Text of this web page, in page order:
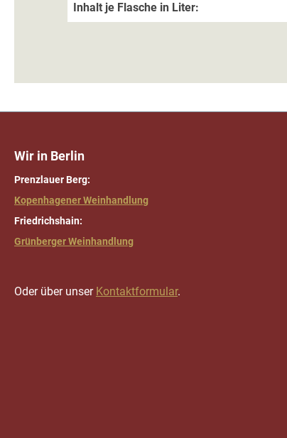
Inhalt je Flasche in Liter:
Wir in Berlin
Prenzlauer Berg:
Kopenhagener Weinhandlung
Friedrichshain:
Grünberger Weinhandlung
Oder über unser Kontaktformular.